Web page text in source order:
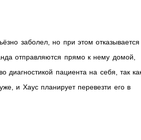
заболел, но при этом отказывается
отправляются прямо к нему домой,
диагностикой пациента на себя, так
и Хаус планирует перевезти его в